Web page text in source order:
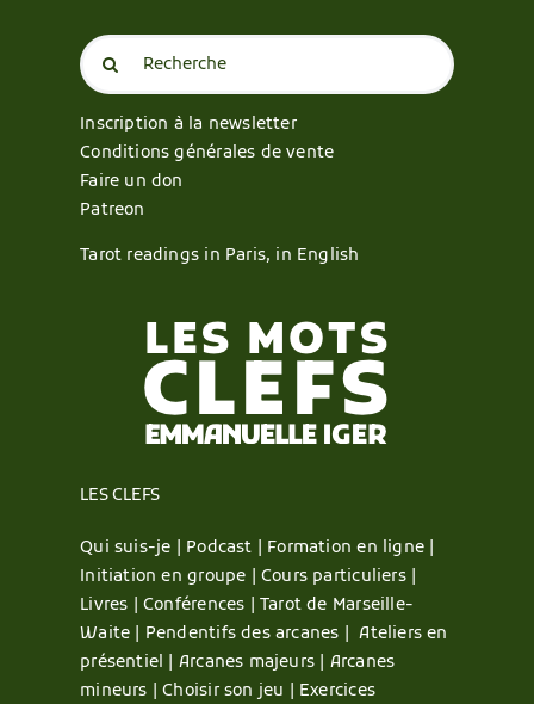
Search
for:
Inscription à la newsletter
Conditions générales de vente
Faire un don
Patreon
Tarot readings in Paris, in English
LES CLEFS
Qui suis-je | Podcast | Formation en ligne |
Initiation en groupe |Cours particuliers |
Livres |Conférences |Tarot de Marseille-
Waite | Pendentifs des arcanes |Ateliers en
présentiel | Arcanes majeurs | Arcanes
mineurs |Choisir son jeu | Exercices